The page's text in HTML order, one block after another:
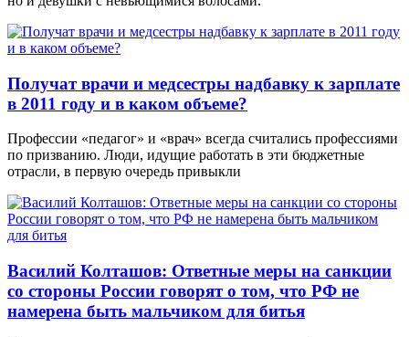
Получат врачи и медсестры надбавку к зарплате
в 2011 году и в каком объеме?
Профессии «педагог» и «врач» всегда считались профессиями
по призванию. Люди, идущие работать в эти бюджетные
отрасли, в первую очередь привыкли
Василий Колташов: Ответные меры на санкции
со стороны России говорят о том, что РФ не
намерена быть мальчиком для битья